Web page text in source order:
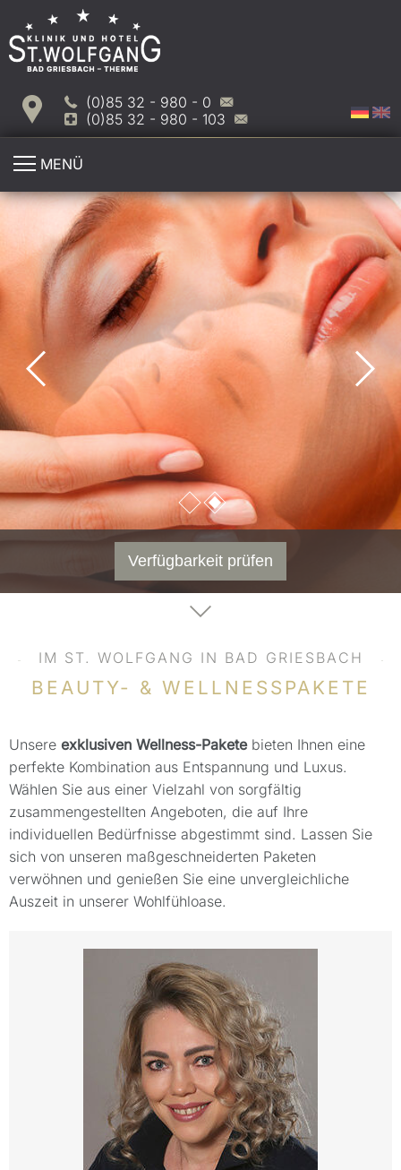
(0)85 32 - 980 - 0
(0)85 32 - 980 - 103
MENÜ
Verfügbarkeit prüfen
IM ST. WOLFGANG IN BAD GRIESBACH
BEAUTY- & WELLNESSPAKETE
Unsere exklusiven Wellness-Paketebieten Ihnen eine
perfekte Kombination aus Entspannung und Luxus.
Wählen Sie aus einer Vielzahl von sorgfältig
zusammengestellten Angeboten, die auf Ihre
individuellen Bedürfnisse abgestimmt sind. Lassen Sie
sich von unseren maßgeschneiderten Paketen
verwöhnen und genießen Sie eine unvergleichliche
Auszeit in unserer Wohlfühloase.